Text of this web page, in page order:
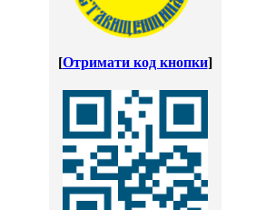
[Отримати код кнопки]